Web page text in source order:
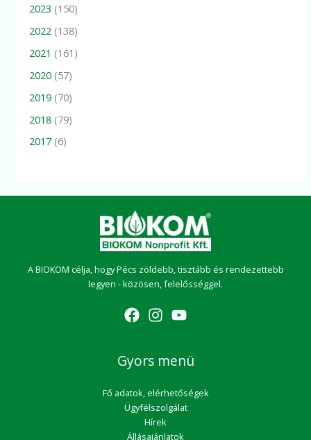
2023 (150)
2022 (138)
2021 (161)
2020 (57)
2019 (70)
2018 (79)
2017 (6)
A BIOKOM célja, hogy Pécs zöldebb, tisztább és rendezettebb
legyen - közösen, felelősséggel.
Gyors menü
Fő adatok, elérhetőségek
Ügyfélszolgálat
Hírek
Állásajánlatok